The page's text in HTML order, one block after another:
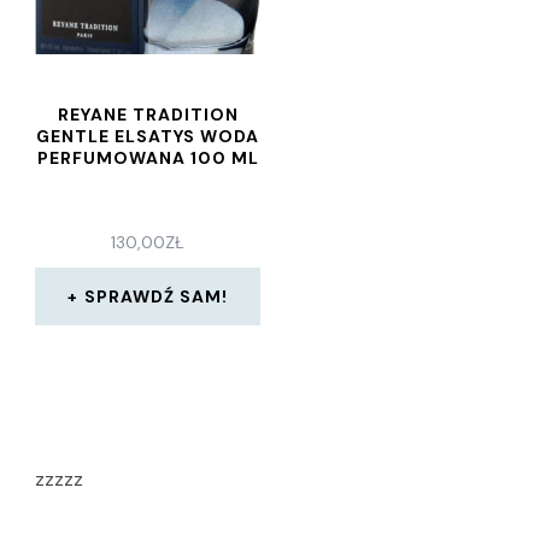
REYANE TRADITION
GENTLE ELSATYS WODA
PERFUMOWANA 100 ML
130,00ZŁ
SPRAWDŹ SAM!
zzzzz